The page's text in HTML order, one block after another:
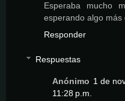
Esperaba mucho
esperando algo más
Responder
Respuestas
Anónimo 1 de
11:28 p.m.